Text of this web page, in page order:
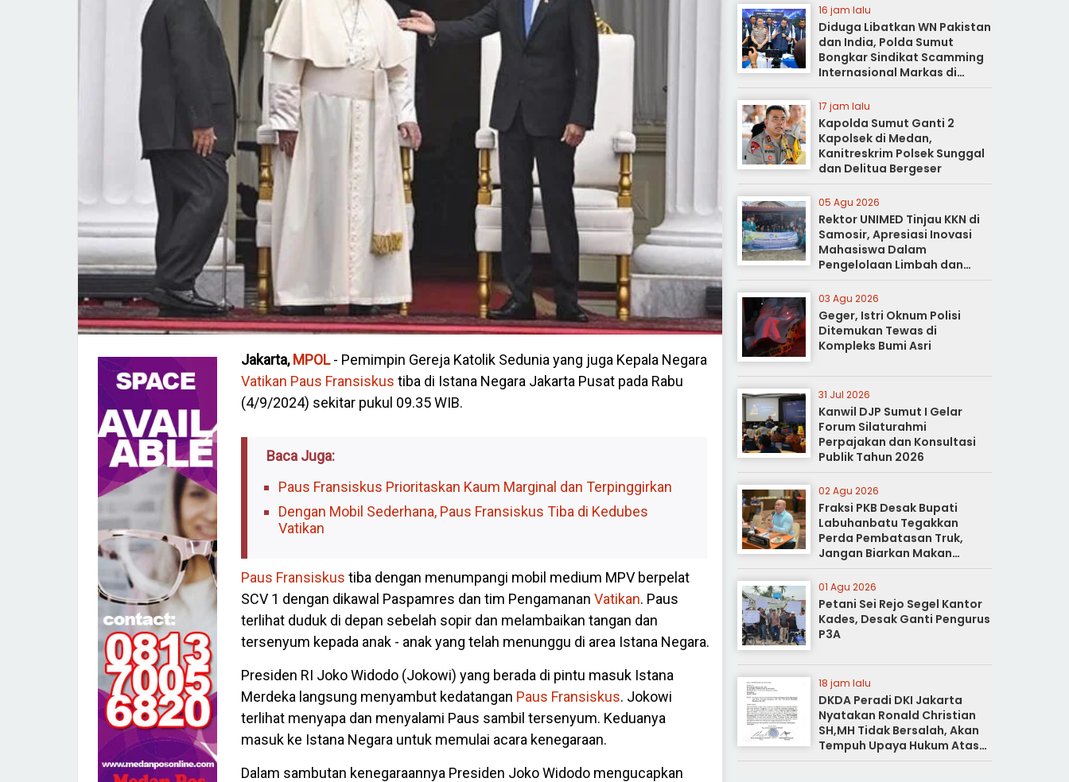
Jakarta, MPOL- Pemimpin Gereja Katolik Sedunia yang juga Kepala Negara
Vatikan Paus Fransiskus tiba di Istana Negara Jakarta Pusat pada Rabu
(4/9/2024) sekitar pukul 09.35 WIB.
Baca Juga:
Paus Fransiskus Prioritaskan Kaum Marginal dan Terpinggirkan
Dengan Mobil Sederhana, Paus Fransiskus Tiba di Kedubes
Vatikan
Paus Fransiskus tiba dengan menumpangi mobil medium MPV berpelat
SCV 1 dengan dikawal Paspamres dan tim Pengamanan Vatikan. Paus
terlihat duduk di depan sebelah sopir dan melambaikan tangan dan
tersenyum kepada anak - anak yang telah menunggu di area Istana Negara.
Presiden RI Joko Widodo (Jokowi) yang berada di pintu masuk Istana
Merdeka langsung menyambut kedatangan Paus Fransiskus. Jokowi
terlihat menyapa dan menyalami Paus sambil tersenyum. Keduanya
masuk ke Istana Negara untuk memulai acara kenegaraan.
Dalam sambutan kenegaraannya Presiden Joko Widodo mengucapkan
16 jam lalu
Diduga Libatkan WN Pakistan
dan India, Polda Sumut
Bongkar Sindikat Scamming
Internasional Markas di
Apartemen Podomoro
17 jam lalu
Kapolda Sumut Ganti 2
Kapolsek di Medan,
Kanitreskrim Polsek Sunggal
dan Delitua Bergeser
05 Agu 2026
Rektor UNIMED Tinjau KKN di
Samosir, Apresiasi Inovasi
Mahasiswa Dalam
Pengelolaan Limbah dan
Pertanian Ramah Lingkungan
03 Agu 2026
Geger, Istri Oknum Polisi
Ditemukan Tewas di
Kompleks Bumi Asri
31 Jul 2026
Kanwil DJP Sumut I Gelar
Forum Silaturahmi
Perpajakan dan Konsultasi
Publik Tahun 2026
02 Agu 2026
Fraksi PKB Desak Bupati
Labuhanbatu Tegakkan
Perda Pembatasan Truk,
Jangan Biarkan Makan
Korban
01 Agu 2026
Petani Sei Rejo Segel Kantor
Kades, Desak Ganti Pengurus
P3A
18 jam lalu
DKDA Peradi DKI Jakarta
Nyatakan Ronald Christian
SH,MH Tidak Bersalah, Akan
Tempuh Upaya Hukum Atas
Pemberitaan Yang Tidak